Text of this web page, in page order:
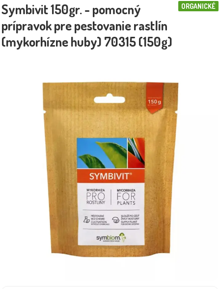
ORGANICKÉ
Symbivit 150gr. - pomocný
prípravok pre pestovanie rastlín
(mykorhízne huby) 70315 (150g)